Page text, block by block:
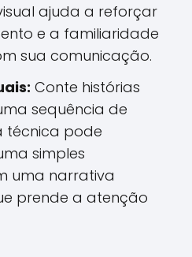
ajuda a reforçar
e a familiaridade
sua comunicação.
Conte histórias
sequência de
técnica pode
simples
uma narrativa
prende a atenção